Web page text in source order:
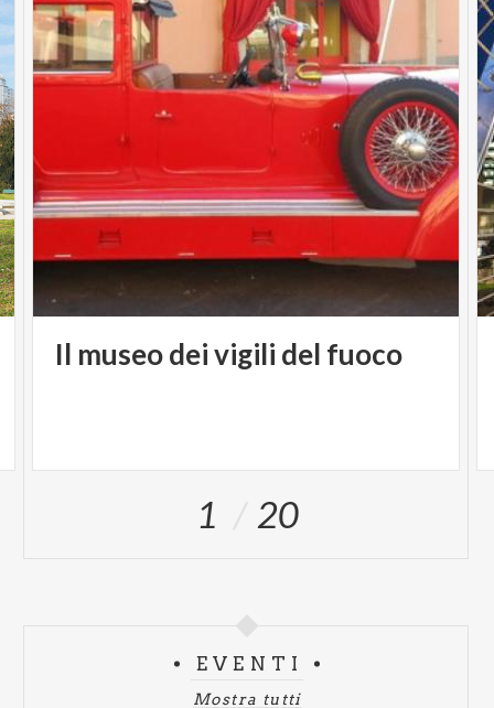
Il museodeivigili del fuoco
1 20
EVENTI
Mostra tutti